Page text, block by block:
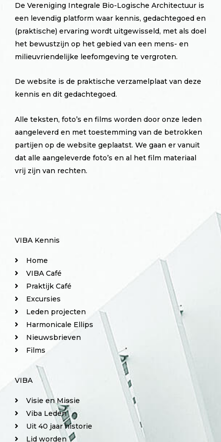
De Vereniging Integrale Bio-Logische Architectuur is
een levendig platform waar kennis, gedachtegoed en
(praktische) ervaring wordt uitgewisseld, met als doel
het bewustzijn op het gebied van een mens- en
milieuvriendelijke leefomgeving te vergroten.
De website is de praktische verzamelplaat van deze
kennis en dit gedachtegoed.
Alle teksten, foto’s en films worden door onze leden
aangeleverd en met toestemming van de betrokken
partijen op de website geplaatst. We gaan er vanuit
dat alle aangeleverde foto’s en al het film materiaal
vrij zijn van rechten.
VIBA Kennis
Home
VIBA Café
Praktijk Café
Excursies
Leden projecten
Harmonicale Ellips
Nieuwsbrieven
Films
VIBA
Visie en Missie
Viba Leden
Uit 40 jaar historie
Lid worden